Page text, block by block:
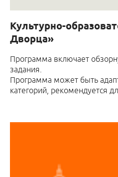
Культурно-
Дворца»
Программа включает
задания.
Программа может быть
категорий, рекомендуется